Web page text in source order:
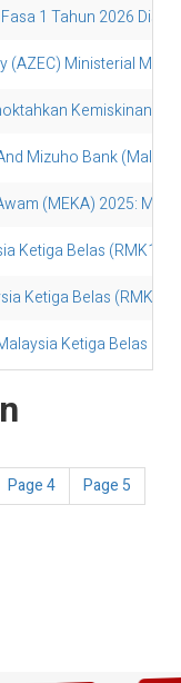
1 Tahun 2026
(AZEC) Ministerial
Kemiskinan
Mizuho Bank
(MEKA) 2025:
Ketiga Belas (RMK13)
Ketiga Belas
Ketiga Belas
Page4 Page 5